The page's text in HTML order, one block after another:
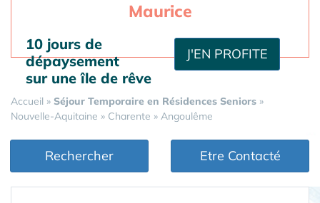
Maurice
J'EN PROFITE
10 jours de
dépaysement
sur une île de rêve
Accueil » Séjour Temporaire en Résidences Seniors »
Nouvelle-Aquitaine » Charente » Angoulême
Rechercher Etre Contacté